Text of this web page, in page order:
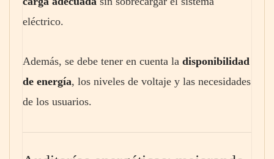
eléctrico.
Además, se debe tener en cuenta la disponibilidad
de energía, los niveles de voltaje y las necesidades
de los usuarios.